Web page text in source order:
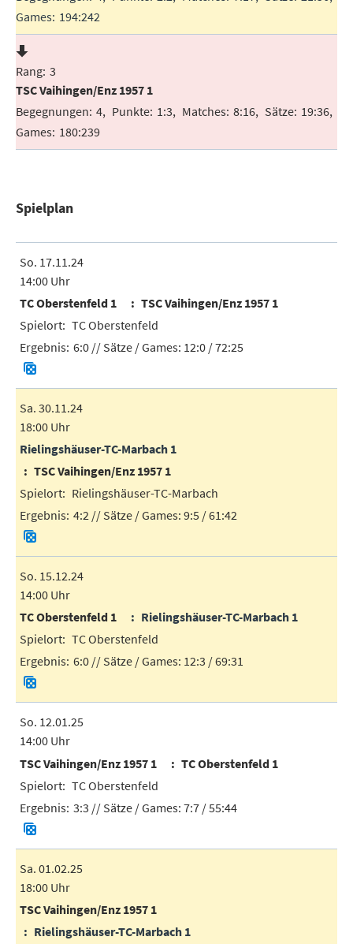
194:242
3
TSC Vaihingen/Enz 1957 1
4
1:3 8:16
19:36
180:239
Spielplan
So. 17.11.24
14:00 Uhr
TC Oberstenfeld 1
TSC Vaihingen/Enz 1957 1
TC Oberstenfeld
6:0 // Sätze / Games: 12:0 / 72:25
Sa. 30.11.24
18:00 Uhr
Rielingshäuser-TC-Marbach 1
TSC Vaihingen/Enz 1957 1
Rielingshäuser-TC-Marbach
4:2 // Sätze / Games: 9:5 / 61:42
So. 15.12.24
14:00 Uhr
TC Oberstenfeld 1
Rielingshäuser-TC-Marbach 1
TC Oberstenfeld
6:0 // Sätze / Games: 12:3 / 69:31
So. 12.01.25
14:00 Uhr
TSC Vaihingen/Enz 1957 1
TC Oberstenfeld 1
TC Oberstenfeld
3:3 // Sätze / Games: 7:7 / 55:44
Sa. 01.02.25
18:00 Uhr
TSC Vaihingen/Enz 1957 1
Rielingshäuser-TC-Marbach 1